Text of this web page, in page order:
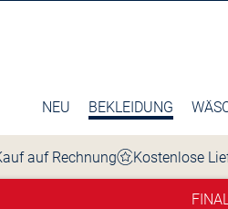
NEU BEKLEIDUNG
auf Rechnung Kostenlose